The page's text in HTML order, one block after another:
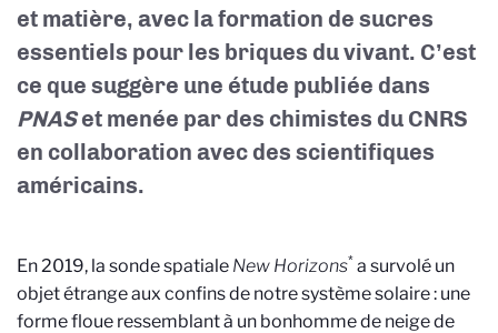
et matière, avec la formation de sucres
essentiels pour les briques du vivant. C’est
ce que suggère une étude publiée dans
PNASet menée par des chimistes du CNRS
en collaboration avec des scientifiques
américains.
En 2019, la sonde spatiale New Horizons* a survolé un
objet étrange aux confins de notre système solaire : une
forme floue ressemblant à un bonhomme de neige de